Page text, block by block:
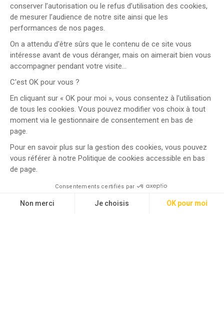
conserver l’autorisation ou le refus d’utilisation des cookies,
de mesurer l’audience de notre site ainsi que les
performances de nos pages.
On a attendu d'être sûrs que le contenu de ce site vous
intéresse avant de vous déranger, mais on aimerait bien vous
accompagner pendant votre visite...
C'est OK pour vous ?
En cliquant sur « OK pour moi », vous consentez à l’utilisation
de tous les cookies. Vous pouvez modifier vos choix à tout
moment via le gestionnaire de consentement en bas de
page.
Pour en savoir plus sur la gestion des cookies, vous pouvez
vous référer à notre Politique de cookies accessible en bas
de page.
Consentements certifiés par
Non merci Je choisis OK pour moi